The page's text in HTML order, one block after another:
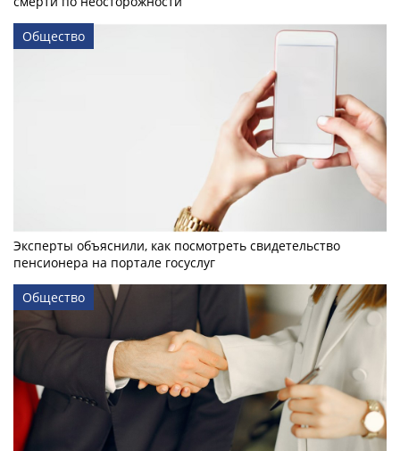
Общество
Эксперты объяснили, как посмотреть свидетельство
пенсионера на портале госуслуг
Общество